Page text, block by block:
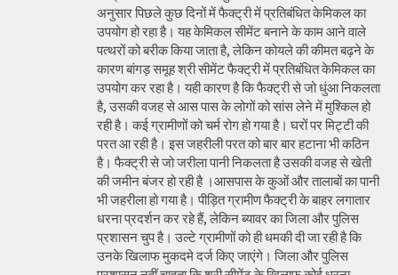
अनुसार पिछले कुछ दिनों में फैक्ट्री में प्रतिबंधित केमिकल का
उपयोग हो रहा है। यह केमिकल सीमेंट बनाने के काम आने वाले
पत्थरों को बरीक किया जाता है, लेकिन कोयले की कीमत बढ़ने के
कारण बांगड़ समूह श्री सीमेंट फैक्ट्री में प्रतिबंधित केमिकल का
उपयोग कर रहा है। यही कारण है कि फैक्ट्री से जो धुंआ निकलता
है, उसकी वजह से आस पास के लोगों को सांस लेने में मुश्किल हो
रही है। कई ग्रामीणों को चर्म रोग हो गया है। घरों पर मिट्टी की
परत आ रही है। इस जहरीली परत को बार बार हटाना भी कठिन
है। फैक्ट्री से जो जरीला पानी निकलता है उसकी वजह से खेती
की जमीन बंजर हो रही है ।आसपास के कुओं और तालाबों का पानी
भी जहरीला हो गया है। पीड़ित ग्रामीण फैक्ट्री के बाहर लगातार
धरना प्रदर्शन कर रहे हैं, लेकिन ब्यावर का जिला और पुलिस
प्रशासन चुप है। उल्टे ग्रामीणों को ही धमकी दी जा रही है कि
उनके खिलाफ मुकदमे दर्ज किए जाएंगे। जिला और पुलिस